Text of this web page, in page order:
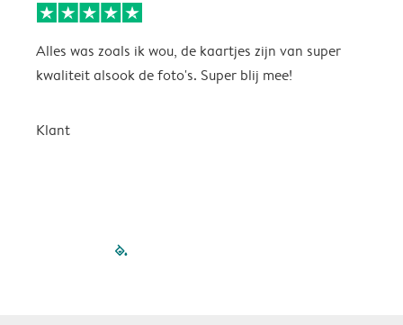
Alles was zoals ik wou, de kaartjes zijn van super
kwaliteit alsook de foto's. Super blij mee!
Klant
filled-pagination